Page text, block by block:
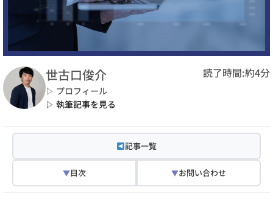
世古口俊介
▷ プロフィール
▷ 執筆記事を見る
読了時間:約4分
記事一覧
▼目次 ▼お問い合わせ